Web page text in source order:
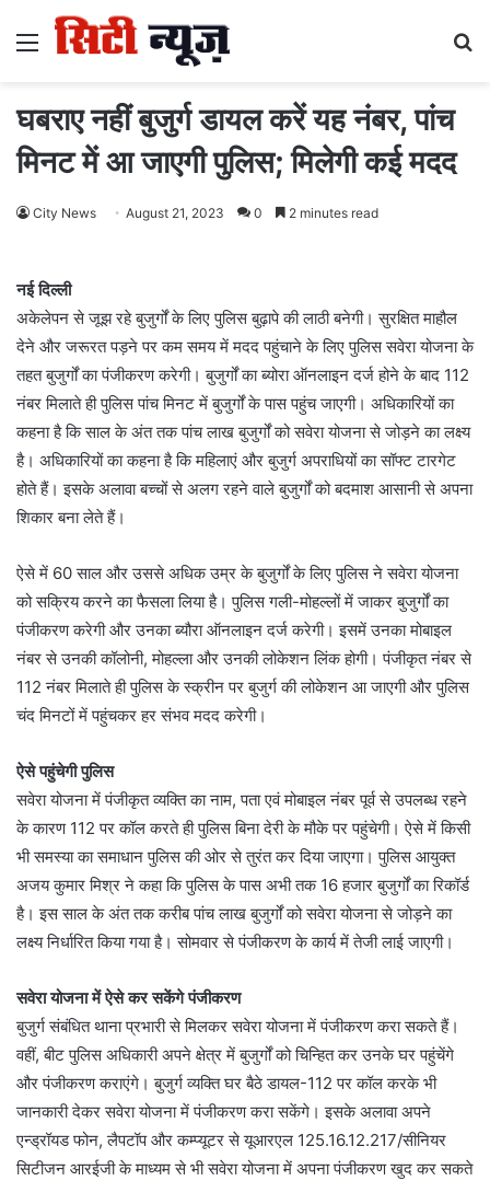
Menu
घबराए नहीं बुजुर्ग डायल करें यह नंबर, पांच
मिनट में आ जाएगी पुलिस; मिलेगी कई मदद
City News August 21, 2023 0 2 minutes read
नई दिल्ली
अकेलेपन से जूझ रहे बुजुर्गों के लिए पुलिस बुढ़ापे की लाठी बनेगी। सुरक्षित माहौल
देने और जरूरत पड़ने पर कम समय में मदद पहुंचाने के लिए पुलिस सवेरा योजना के
तहत बुजुर्गों का पंजीकरण करेगी। बुजुर्गों का ब्योरा ऑनलाइन दर्ज होने के बाद 112
नंबर मिलाते ही पुलिस पांच मिनट में बुजुर्गों के पास पहुंच जाएगी। अधिकारियों का
कहना है कि साल के अंत तक पांच लाख बुजुर्गों को सवेरा योजना से जोड़ने का लक्ष्य
है। अधिकारियों का कहना है कि महिलाएं और बुजुर्ग अपराधियों का सॉफ्ट टारगेट
होते हैं। इसके अलावा बच्चों से अलग रहने वाले बुजुर्गों को बदमाश आसानी से अपना
शिकार बना लेते हैं।
ऐसे में 60 साल और उससे अधिक उम्र के बुजुर्गों के लिए पुलिस ने सवेरा योजना
को सक्रिय करने का फैसला लिया है। पुलिस गली-मोहल्लों में जाकर बुजुर्गों का
पंजीकरण करेगी और उनका ब्यौरा ऑनलाइन दर्ज करेगी। इसमें उनका मोबाइल
नंबर से उनकी कॉलोनी, मोहल्ला और उनकी लोकेशन लिंक होगी। पंजीकृत नंबर से
112 नंबर मिलाते ही पुलिस के स्क्रीन पर बुजुर्ग की लोकेशन आ जाएगी और पुलिस
चंद मिनटों में पहुंचकर हर संभव मदद करेगी।
ऐसे पहुंचेगी पुलिस
सवेरा योजना में पंजीकृत व्यक्ति का नाम, पता एवं मोबाइल नंबर पूर्व से उपलब्ध रहने
के कारण 112 पर कॉल करते ही पुलिस बिना देरी के मौके पर पहुंचेगी। ऐसे में किसी
भी समस्या का समाधान पुलिस की ओर से तुरंत कर दिया जाएगा। पुलिस आयुक्त
अजय कुमार मिश्र ने कहा कि पुलिस के पास अभी तक 16 हजार बुजुर्गों का रिकॉर्ड
है। इस साल के अंत तक करीब पांच लाख बुजुर्गों को सवेरा योजना से जोड़ने का
लक्ष्य निर्धारित किया गया है। सोमवार से पंजीकरण के कार्य में तेजी लाई जाएगी।
सवेरा योजना में ऐसे कर सकेंगे पंजीकरण
बुजुर्ग संबंधित थाना प्रभारी से मिलकर सवेरा योजना में पंजीकरण करा सकते हैं।
वहीं, बीट पुलिस अधिकारी अपने क्षेत्र में बुजुर्गों को चिन्हित कर उनके घर पहुंचेंगे
और पंजीकरण कराएंगे। बुजुर्ग व्यक्ति घर बैठे डायल-112 पर कॉल करके भी
जानकारी देकर सवेरा योजना में पंजीकरण करा सकेंगे। इसके अलावा अपने
एन्ड्रॉयड फोन, लैपटॉप और कम्प्यूटर से यूआरएल 125.16.12.217/सीनियर
सिटीजन आरईजी के माध्यम से भी सवेरा योजना में अपना पंजीकरण खुद कर सकते